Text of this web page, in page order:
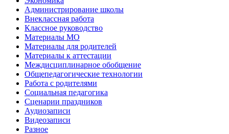
Администрирование школы
Внеклассная работа
Классное руководство
Материалы МО
Материалы для родителей
Материалы к аттестации
Междисциплинарное обобщение
Общепедагогические технологии
Работа с родителями
Социальная педагогика
Сценарии праздников
Аудиозаписи
Видеозаписи
Разное